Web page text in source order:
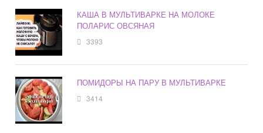
КАША В МУЛЬТИВАРКЕ НА МОЛОКЕ
ПОЛАРИС ОВСЯНАЯ
3393
ПОМИДОРЫ НА ПАРУ В МУЛЬТИВАРКЕ
3414